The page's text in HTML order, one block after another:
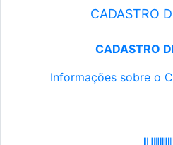
CADASTRO
CADASTRO
Informações sobre o